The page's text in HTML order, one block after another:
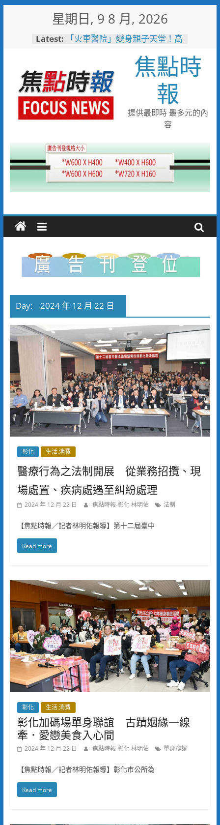
星期日, 9 8 月, 2026
Latest:
臺鐵高雄機廠變身全台最大免費
「火車醫院」變身親子天堂！高
雄親子遊樂園開幕首日人潮爆棚
岡山警民聯手暖助八旬嬤 「人
情味GPS」10分鐘找回返家路
跨國並肩彩排激盪爵士新火花
展現台中市爵士人才培育成果
跨域整合守護全家！鳳山醫院結
焦點時
報
提供最即時 最多元的內
容
Day: 2024 年 12 月 22 日
彰化 生活.消費
醫療行為之法制開展 從業務招攬、現
場處置、疾病處遇至糾紛處理
2024 年 12 月 22 日 焦點時報-彰化 林明佑 法制
【焦點時報／記者林明佑報導】第十二屆臺中
Read more
彰化 生活.消費
彰化加碼場單身聯誼 古蹟姻緣一線
牽．愛戀美食入心間
2024 年 12 月 22 日 焦點時報-彰化 林明佑 單身聯誼
【焦點時報／記者林明佑報導】彰化市公所為
Read more